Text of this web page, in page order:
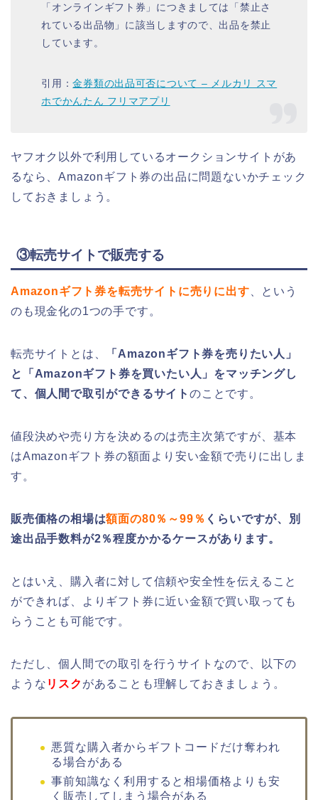
「オンラインギフト券」につきましては「禁止さ
れている出品物」に該当しますので、出品を禁止
しています。
引用：金券類の出品可否について – メルカリ スマ
ホでかんたん フリマアプリ
ヤフオク以外で利用しているオークションサイトがあ
るなら、Amazonギフト券の出品に問題ないかチェック
しておきましょう。
③転売サイトで販売する
Amazonギフト券を転売サイトに売りに出す、という
のも現金化の1つの手です。
転売サイトとは、
「Amazonギフト券を売りたい人」
と「Amazonギフト券を買いたい人」をマッチングし
て、個人間で取引ができるサイト のことです。
値段決めや売り方を決めるのは売主次第ですが、基本
はAmazonギフト券の額面より安い金額で売りに出しま
す。
販売価格の相場は額面の80％～99％ くらいですが、別
途出品手数料が2％程度かかるケースがあります。
とはいえ、購入者に対して信頼や安全性を伝えること
ができれば、よりギフト券に近い金額で買い取っても
らうことも可能です。
ただし、個人間での取引を行うサイトなので、以下の
ような リスク があることも理解しておきましょう。
悪質な購入者からギフトコードだけ奪われ
る場合がある
事前知識なく利用すると相場価格よりも安
く販売してしまう場合がある